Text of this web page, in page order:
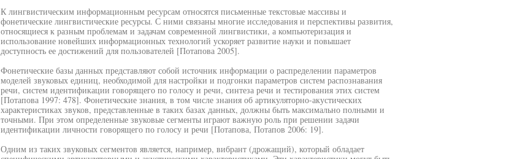
К лингвистическим информационным ресурсам относятся письменные текстовые массивы и
фонетические лингвистические ресурсы. С ними связаны многие исследования и перспективы развития,
относящиеся к разным проблемам и задачам современной лингвистики, а компьютеризация и
использование новейших информационных технологий ускоряет развитие науки и повышает
доступность ее достижений для пользователей [Потапова 2005].
Фонетические базы данных представляют собой источник информации о распределении параметров
моделей звуковых единиц, необходимой для настройки и подгонки параметров систем распознавания
речи, систем идентификации говорящего по голосу и речи, синтеза речи и тестирования этих систем
[Потапова 1997: 478]. Фонетические знания, в том числе знания об артикуляторно-акустических
характеристиках звуков, представленные в таких базах данных, должны быть максимально полными и
точными. При этом определенные звуковые сегменты играют важную роль при решении задачи
идентификации личности говорящего по голосу и речи [Потапова, Потапов 2006: 19].
Одним из таких звуковых сегментов является, например, вибрант (дрожащий), который обладает